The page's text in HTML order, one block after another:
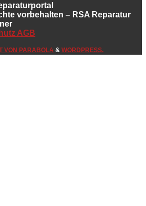
vorbehalten – RSA Reparatur
AGB
VON PARABOLA & WORDPRESS.